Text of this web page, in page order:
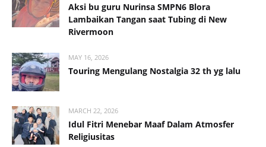
Aksi bu guru Nurinsa SMPN6 Blora
Lambaikan Tangan saat Tubing di New
Rivermoon
MAY 16, 2026
Touring Mengulang Nostalgia 32 th yg lalu
MARCH 22, 2026
Idul Fitri Menebar Maaf Dalam Atmosfer
Religiusitas